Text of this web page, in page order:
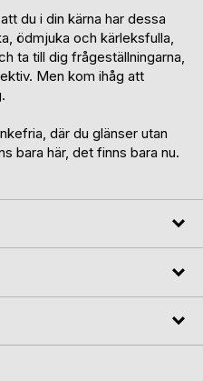
du i din kärna har dessa
ödmjuka och kärleksfulla,
ta till dig frågeställningarna,
Men kom ihåg att
där du glänser utan
bara här, det finns bara nu.